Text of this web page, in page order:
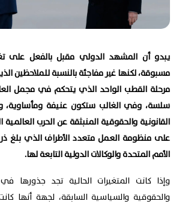
يبدو أن المشهد الدولي مقبل بالفعل على
مسبوقة، لكنها غير مفاجئة بالنسبة للملاحظين
مرحلة القطب الواحد الذي يتحكم في مجمل
سلسة، وفي الغالب ستكون عنيفة ومأساوية،
القانونية والحقوقية المنبثقة عن الحرب العالمية
على منظومة العمل متعدد الأطراف الذي
الأمم المتحدة والوكالات الدولية التابعة لها.
وإذا كانت المتغيرات الحالية تجد جذورها
والحقوقية والسياسية السابقة، لجهة أنها